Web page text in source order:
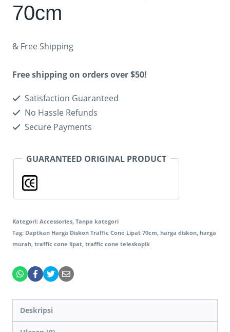
70cm
& Free Shipping
Free shipping on orders over $50!
Satisfaction Guaranteed
No Hassle Refunds
Secure Payments
GUARANTEED ORIGINAL PRODUCT
Kategori: Accessories Tanpa kategori
Tag: Daptkan Harga Diskon Traffic Cone Lipat 70cm harga diskon harga
murah traffic cone lipat traffic cone teleskopik
Deskripsi